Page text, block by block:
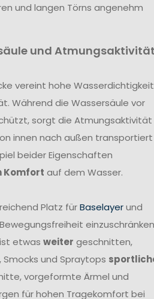
und langen Törns angenehm
und
vereint hohe Wasserdichtigkeit
Während die Wassersäule vor
sorgt die Atmungsaktivität
innen nach außen transportiert
beider Eigenschaften
Komfort auf dem Wasser.
Platz fürBaselayerund
etwas weiter geschnitten,
und Spraytops
vorgeformte Ärmel und
für hohen Tragekomfort bei